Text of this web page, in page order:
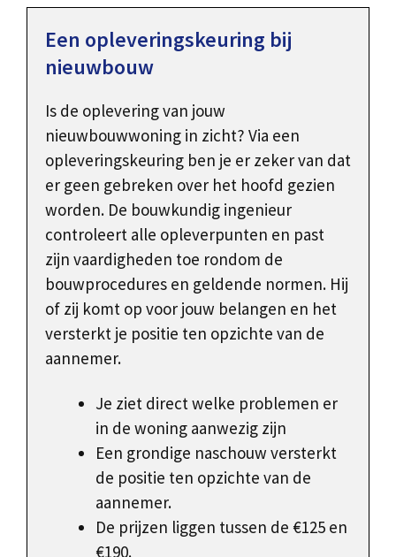
Een opleveringskeuring bij
nieuwbouw
Is de oplevering van jouw
nieuwbouwwoning in zicht? Via een
opleveringskeuring ben je er zeker van dat
er geen gebreken over het hoofd gezien
worden. De bouwkundig ingenieur
controleert alle opleverpunten en past
zijn vaardigheden toe rondom de
bouwprocedures en geldende normen. Hij
of zij komt op voor jouw belangen en het
versterkt je positie ten opzichte van de
aannemer.
Je ziet direct welke problemen er
in de woning aanwezig zijn
Een grondige naschouw versterkt
de positie ten opzichte van de
aannemer.
De prijzen liggen tussen de €125 en
€190.